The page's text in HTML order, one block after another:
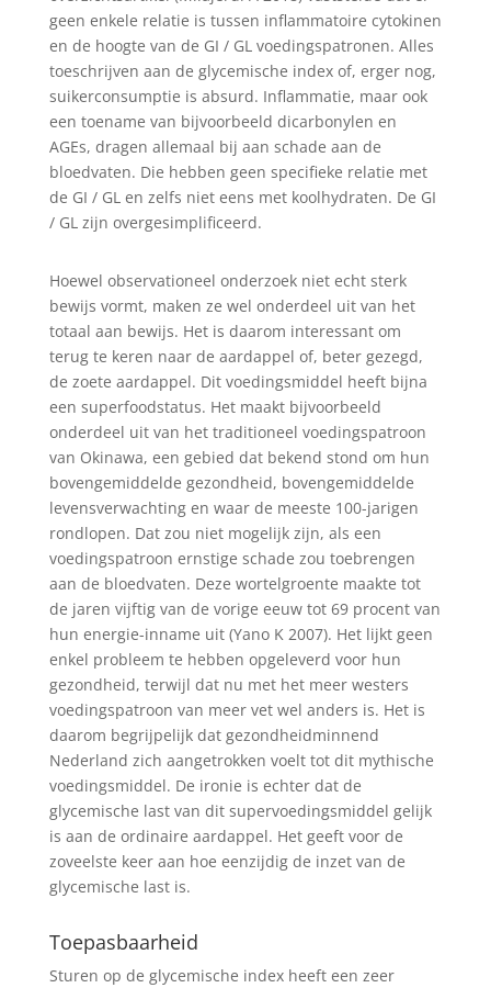
geen enkele relatie is tussen inflammatoire cytokinen
en de hoogte van de GI / GL voedingspatronen. Alles
toeschrijven aan de glycemische index of, erger nog,
suikerconsumptie is absurd. Inflammatie, maar ook
een toename van bijvoorbeeld dicarbonylen en
AGEs, dragen allemaal bij aan schade aan de
bloedvaten. Die hebben geen specifieke relatie met
de GI / GL en zelfs niet eens met koolhydraten. De GI
/ GL zijn overgesimplificeerd.
Hoewel observationeel onderzoek niet echt sterk
bewijs vormt, maken ze wel onderdeel uit van het
totaal aan bewijs. Het is daarom interessant om
terug te keren naar de aardappel of, beter gezegd,
de zoete aardappel. Dit voedingsmiddel heeft bijna
een superfoodstatus. Het maakt bijvoorbeeld
onderdeel uit van het traditioneel voedingspatroon
van Okinawa, een gebied dat bekend stond om hun
bovengemiddelde gezondheid, bovengemiddelde
levensverwachting en waar de meeste 100-jarigen
rondlopen. Dat zou niet mogelijk zijn, als een
voedingspatroon ernstige schade zou toebrengen
aan de bloedvaten. Deze wortelgroente maakte tot
de jaren vijftig van de vorige eeuw tot 69 procent van
hun energie-inname uit (Yano K 2007). Het lijkt geen
enkel probleem te hebben opgeleverd voor hun
gezondheid, terwijl dat nu met het meer westers
voedingspatroon van meer vet wel anders is. Het is
daarom begrijpelijk dat gezondheidminnend
Nederland zich aangetrokken voelt tot dit mythische
voedingsmiddel. De ironie is echter dat de
glycemische last van dit supervoedingsmiddel gelijk
is aan de ordinaire aardappel. Het geeft voor de
zoveelste keer aan hoe eenzijdig de inzet van de
glycemische last is.
Toepasbaarheid
Sturen op de glycemische index heeft een zeer